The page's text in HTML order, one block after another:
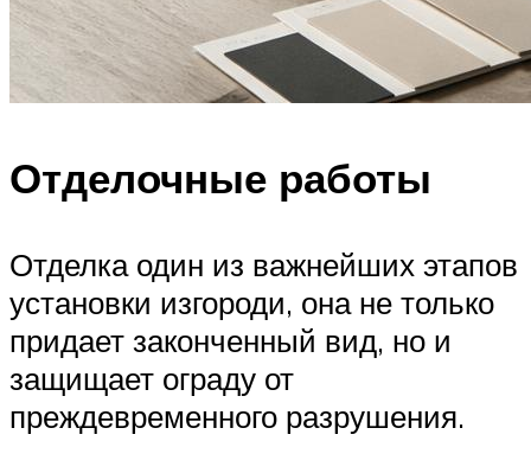
Отделочные работы
Отделка один из важнейших этапов
установки изгороди, она не только
придает законченный вид, но и
защищает ограду от
преждевременного разрушения.